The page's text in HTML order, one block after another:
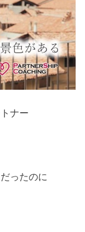
ナー
ったのに